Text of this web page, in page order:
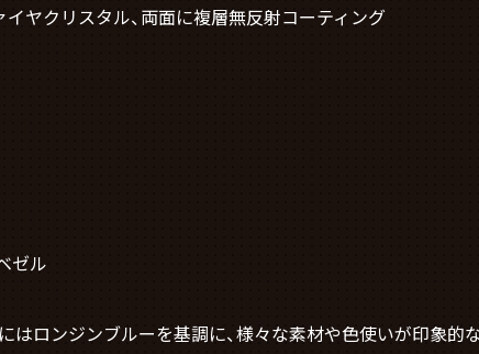
ヤクリスタル、両面に複層無反射コーティング
ゼル
はロンジンブルーを基調に、様々な素材や色使いが印象